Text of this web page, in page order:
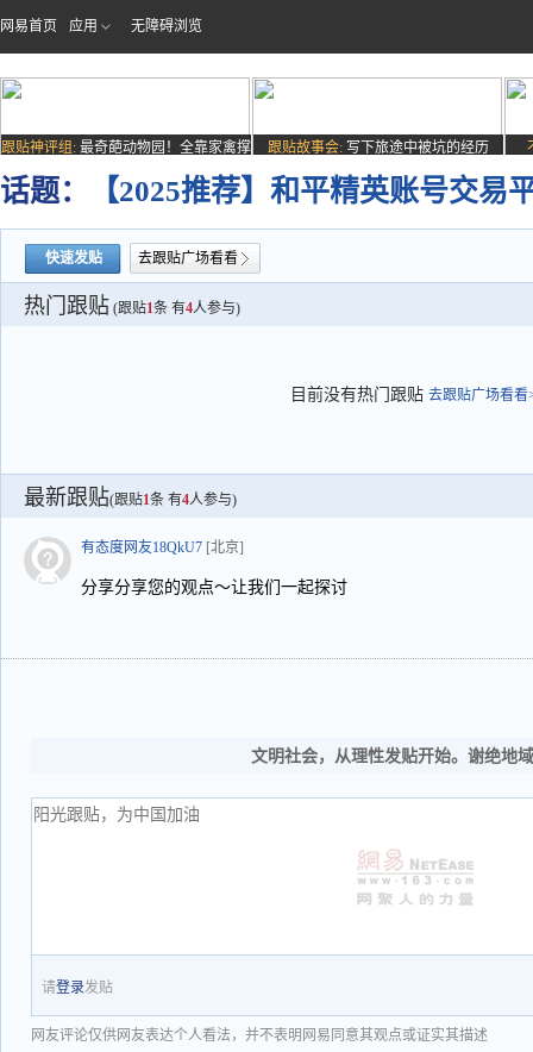
网易首页 应用 无障碍浏览
跟贴神评组: 最奇葩动物园！全靠家禽撑
场子
跟贴故事会: 写下旅途中被坑的经历
话题： 【2025推荐】和平精英账号交
快速发贴 去跟贴广场看看
热门跟贴 (跟贴1条 有4人参与)
目前没有热门跟贴 去跟贴广场看看
最新跟贴(跟贴1条 有4人参与)
有态度网友18QkU7 [北京]
分享分享您的观点～让我们一起探讨
文明社会，从理性发贴开始。谢绝地
请登录发贴
网友评论仅供网友表达个人看法，并不表明网易同意其观点或证实其描述